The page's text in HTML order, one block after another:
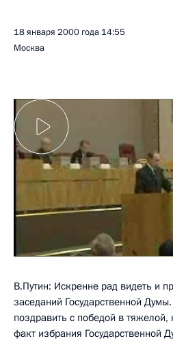
18 января 2000 года 14:55
Москва
В.Путин: Искренне рад видеть и
заседаний Государственной
поздравить с победой в
факт избрания Государственной